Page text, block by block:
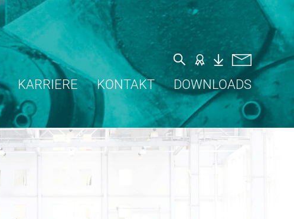
KARRIERE KONTAKT DOWNLOADS